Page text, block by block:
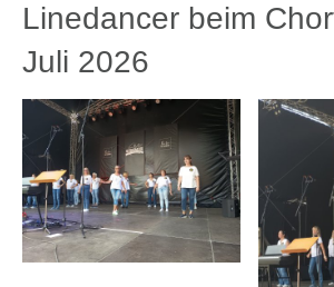
Linedancer beim
Juli 2026